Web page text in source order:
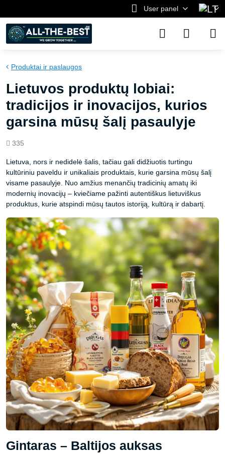
User panel
Produktai ir paslaugos
Lietuvos produktų lobiai:
tradicijos ir inovacijos, kurios
garsina mūsų šalį pasaulyje
Views
335
Lietuva, nors ir nedidelė šalis, tačiau gali didžiuotis turtingu
kultūriniu paveldu ir unikaliais produktais, kurie garsina mūsų šalį
visame pasaulyje. Nuo amžius menančių tradicinių amatų iki
modernių inovacijų – kviečiame pažinti autentiškus lietuviškus
produktus, kurie atspindi mūsų tautos istoriją, kultūrą ir dabartį.
Gintaras – Baltijos auksas